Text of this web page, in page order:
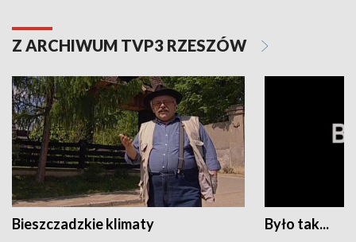
Z ARCHIWUM TVP3 RZESZÓW
Bieszczadzkie klimaty Było tak...